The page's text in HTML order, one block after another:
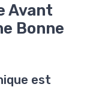
Avant
Bonne
est